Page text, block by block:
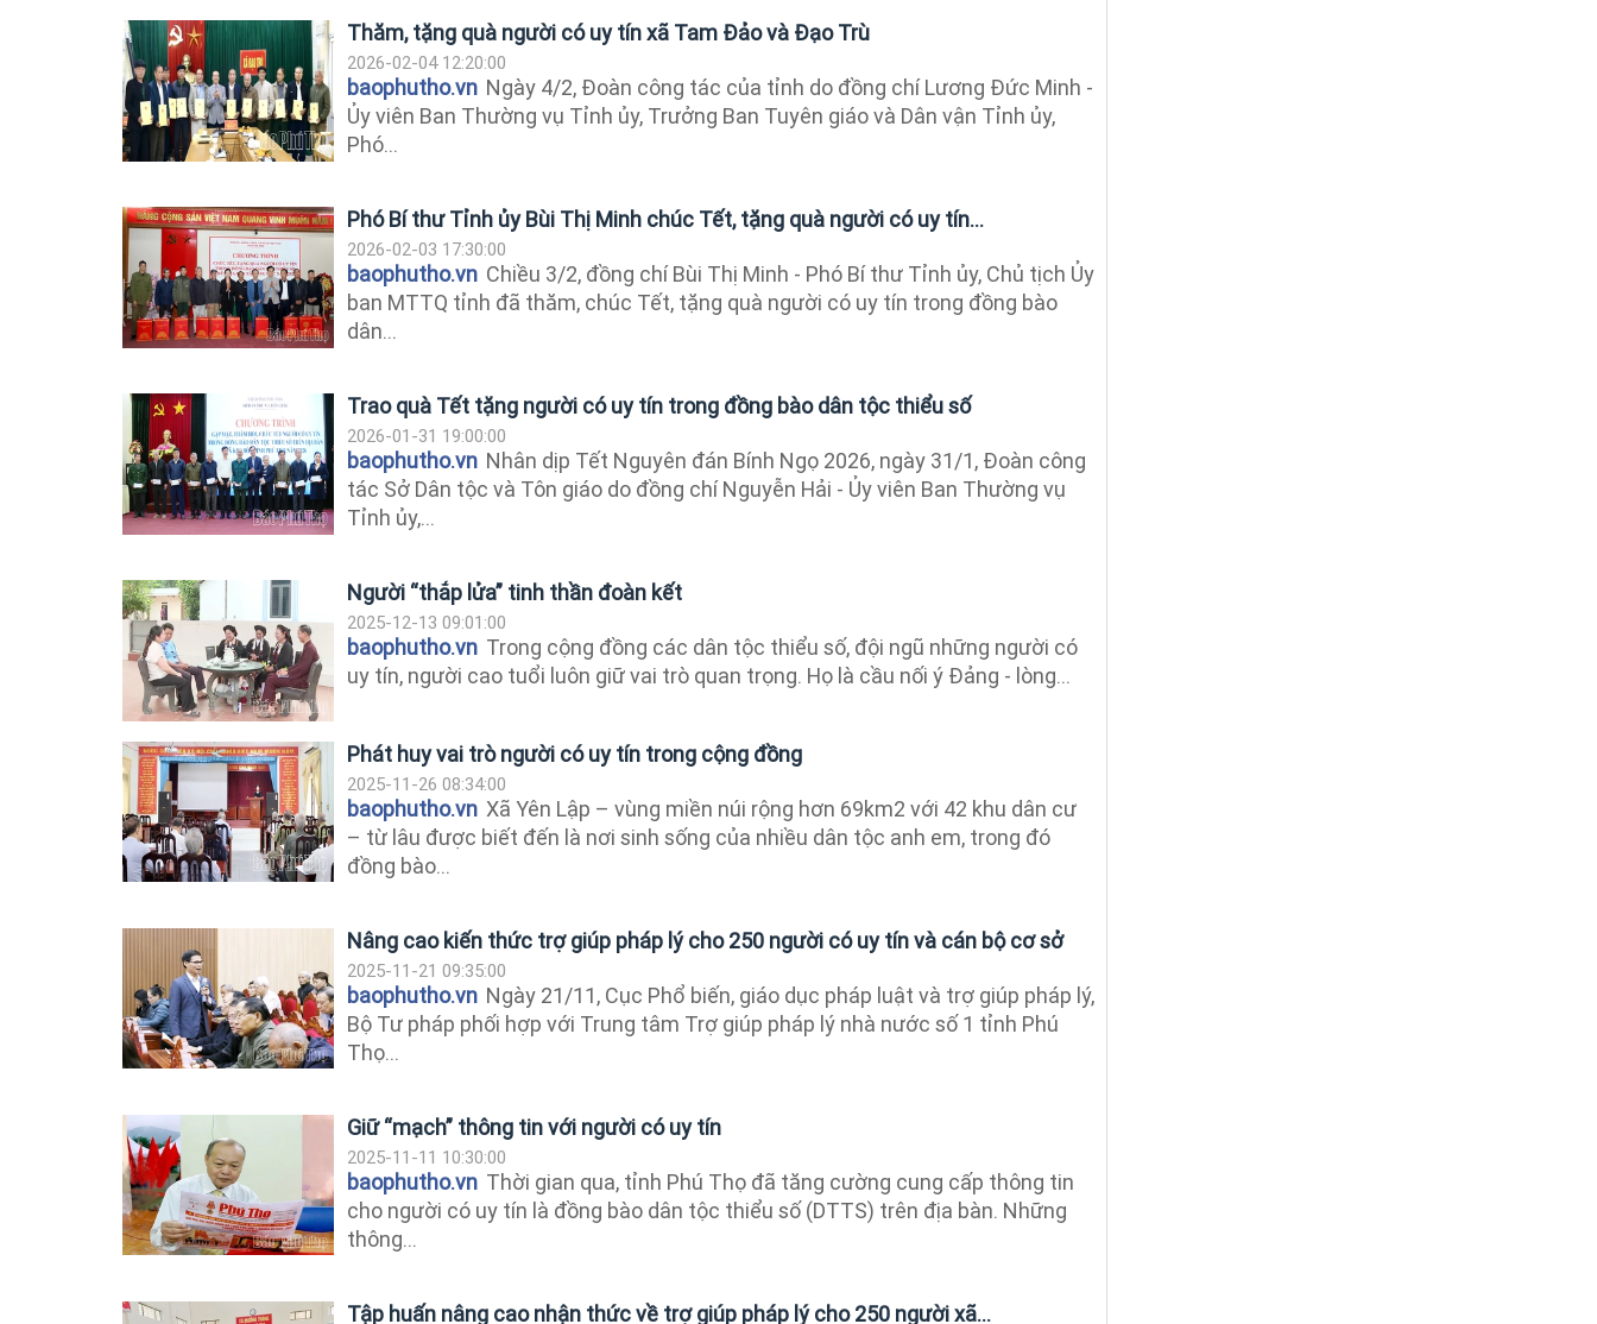
Thăm, tặng quà người có uy tín xã Tam Đảo và Đạo Trù
2026-02-04 12:20:00
baophutho.vn Ngày 4/2, Đoàn công tác của tỉnh do đồng chí Lương Đức Minh -
Ủy viên Ban Thường vụ Tỉnh ủy, Trưởng Ban Tuyên giáo và Dân vận Tỉnh ủy,
Phó...
Phó Bí thư Tỉnh ủy Bùi Thị Minh chúc Tết, tặng quà người có uy tín...
2026-02-03 17:30:00
baophutho.vn Chiều 3/2, đồng chí Bùi Thị Minh - Phó Bí thư Tỉnh ủy, Chủ tịch Ủy
ban MTTQ tỉnh đã thăm, chúc Tết, tặng quà người có uy tín trong đồng bào
dân...
Trao quà Tết tặng người có uy tín trong đồng bào dân tộc thiểu số
2026-01-31 19:00:00
baophutho.vn Nhân dịp Tết Nguyên đán Bính Ngọ 2026, ngày 31/1, Đoàn công
tác Sở Dân tộc và Tôn giáo do đồng chí Nguyễn Hải - Ủy viên Ban Thường vụ
Tỉnh ủy,...
Người “thắp lửa” tinh thần đoàn kết
2025-12-13 09:01:00
baophutho.vn Trong cộng đồng các dân tộc thiểu số, đội ngũ những người có
uy tín, người cao tuổi luôn giữ vai trò quan trọng. Họ là cầu nối ý Đảng - lòng...
Phát huy vai trò người có uy tín trong cộng đồng
2025-11-26 08:34:00
baophutho.vn Xã Yên Lập – vùng miền núi rộng hơn 69km2 với 42 khu dân cư
– từ lâu được biết đến là nơi sinh sống của nhiều dân tộc anh em, trong đó
đồng bào...
Nâng cao kiến thức trợ giúp pháp lý cho 250 người có uy tín và cán bộ cơ sở
2025-11-21 09:35:00
baophutho.vn Ngày 21/11, Cục Phổ biến, giáo dục pháp luật và trợ giúp pháp lý,
Bộ Tư pháp phối hợp với Trung tâm Trợ giúp pháp lý nhà nước số 1 tỉnh Phú
Thọ...
Giữ “mạch” thông tin với người có uy tín
2025-11-11 10:30:00
baophutho.vn Thời gian qua, tỉnh Phú Thọ đã tăng cường cung cấp thông tin
cho người có uy tín là đồng bào dân tộc thiểu số (DTTS) trên địa bàn. Những
thông...
Tập huấn nâng cao nhận thức về trợ giúp pháp lý cho 250 người xã...